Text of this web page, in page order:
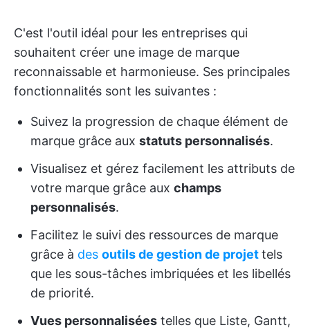
C'est l'outil idéal pour les entreprises qui
souhaitent créer une image de marque
reconnaissable et harmonieuse. Ses principales
fonctionnalités sont les suivantes :
Suivez la progression de chaque élément de
marque grâce aux statuts personnalisés.
Visualisez et gérez facilement les attributs de
votre marque grâce aux champs
personnalisés.
Facilitez le suivi des ressources de marque
grâce à des outils de gestion de projettels
que les sous-tâches imbriquées et les libellés
de priorité.
Vues personnalisées telles que Liste, Gantt,